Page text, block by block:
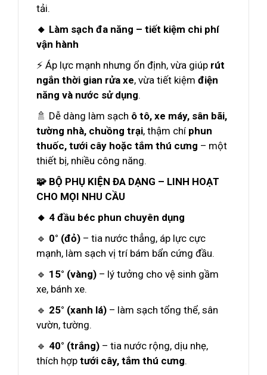
tải.
🔸 Làm sạch đa năng – tiết kiệm chi phí
vận hành
⚡ Áp lực mạnh nhưng ổn định, vừa giúp rút
ngắn thời gian rửa xe, vừa tiết kiệm điện
năng và nước sử dụng.
🚿 Dễ dàng làm sạch ô tô, xe máy, sân bãi,
tường nhà, chuồng trại, thậm chí phun
thuốc, tưới cây hoặc tắm thú cưng – một
thiết bị, nhiều công năng.
🧩 BỘ PHỤ KIỆN ĐA DẠNG – LINH HOẠT
CHO MỌI NHU CẦU
🔸 4 đầu béc phun chuyên dụng
🔹 0° (đỏ) – tia nước thẳng, áp lực cực
mạnh, làm sạch vị trí bám bẩn cứng đầu.
🔹 15° (vàng) – lý tưởng cho vệ sinh gầm
xe, bánh xe.
🔹 25° (xanh lá) – làm sạch tổng thể, sân
vườn, tường.
🔹 40° (trắng) – tia nước rộng, dịu nhẹ,
thích hợp tưới cây, tắm thú cưng.